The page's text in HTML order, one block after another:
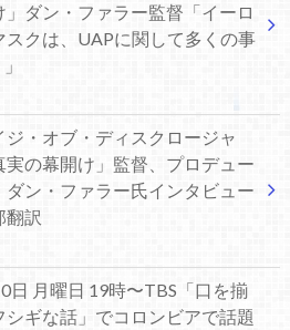
」ダン・ファラー監督「イーロ
スクは、UAPに関して多くの事
ジ・オブ・ディスクロージャ
実の幕開け」監督、プロデュー
ン・ファラー氏インタビュー
翻訳
日 月曜日 19時〜TBS「口を揃
シギな話」でコロンビアで話題